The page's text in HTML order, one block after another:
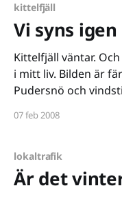
kittelfjäll
Vi syns
Kittelfjäll väntar.
i mitt liv. Bilden är färsk. Det är -1 °C. Halvklart.
Pudersnö och
07 feb 2008
lokaltrafik
Är det